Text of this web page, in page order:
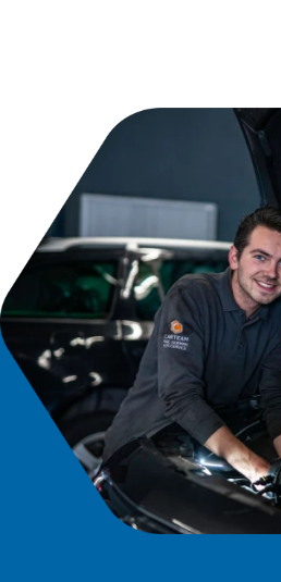
Nieuwstadt
Noardburgum
Odijk
Odoorn
Oldenzaal
Ophemert
Peize
Purmerend